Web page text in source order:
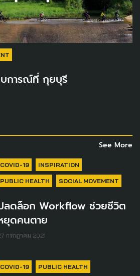
บการณ์ที่ กุยบุรี
See More
COVID-19 INSPIRATION
PUBLIC HEALTH SOCIAL MOVEMENT
ลดล็อก Workflow ช่วยชีวิต
ยุดคนตาย
กรกฎาคม 2021
COVID-19 PUBLIC HEALTH